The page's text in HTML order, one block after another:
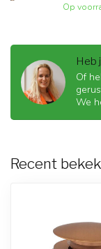
Op
Heb
Of
We
Recent